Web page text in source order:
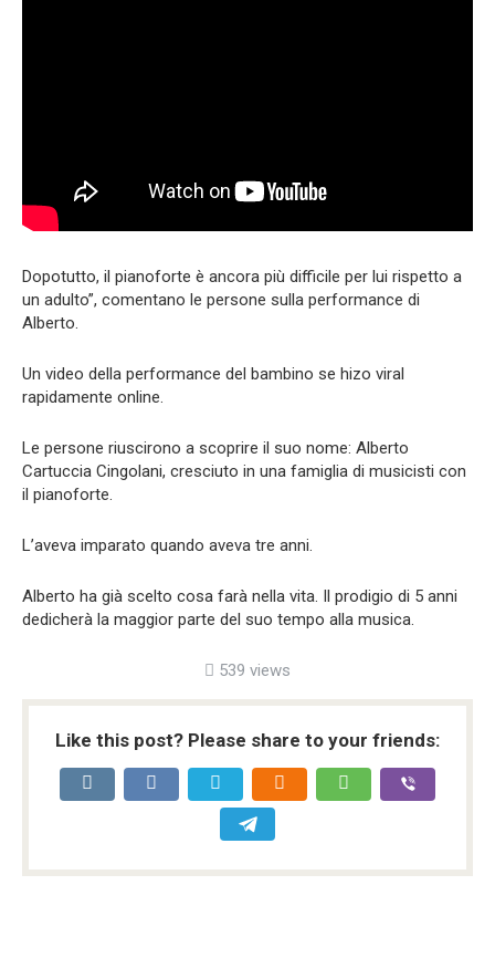
Dopotutto, il pianoforte è ancora più difficile per lui rispetto a
un adulto”, comentano le persone sulla performance di
Alberto.
Un video della performance del bambino se hizo viral
rapidamente online.
Le persone riuscirono a scoprire il suo nome: Alberto
Cartuccia Cingolani, cresciuto in una famiglia di musicisti con
il pianoforte.
L’aveva imparato quando aveva tre anni.
Alberto ha già scelto cosa farà nella vita. Il prodigio di 5 anni
dedicherà la maggior parte del suo tempo alla musica.
539 views
Like this post? Please share to your friends: